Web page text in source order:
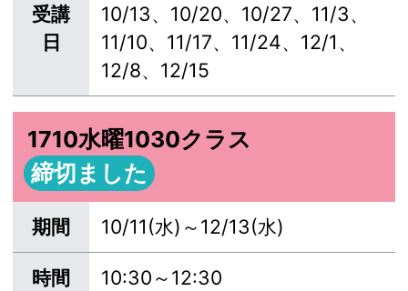
受講
日
10/13、10/20、10/27、11/3、
11/10、11/17、11/24、12/1、
12/8、12/15
1710水曜1030クラス
締切ました
期間 10/11(水)～12/13(水)
時間 10:30～12:30